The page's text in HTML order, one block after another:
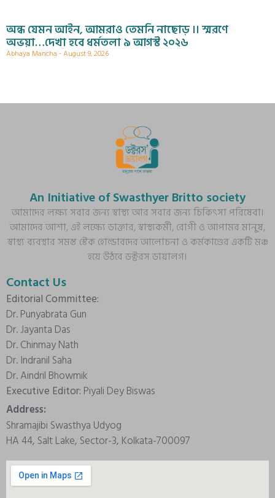
অন্ধ যেমন আইন, আমরাও তেমনি নাছোড় ।। স্মরণে
অভয়া…দেখা হবে ধর্মতলা ৯ আগস্ট ২০২৬
Abhaya Mancha August 9, 2026
An Initiative of Swasthyer Britto society
আমাদের লক্ষ্য সবার জন্য স্বাস্থ্য আর সবার জন্য চিকিৎসা পরিষেবা।
আমাদের আশা, এই লক্ষ্যে ডাক্তার, স্বাস্থ্যকর্মী, রোগী ও আপামর মানুষ,
স্বাস্থ্য ব্যবস্থার সমস্ত স্টেক হোল্ডারদের আলোচনা ও কর্মকাণ্ডের একটি মঞ্চ
হয়ে উঠবে ডক্টরস ডায়ালগ।
Contact Us
Editorial Committee:
Dr. Punyabrata Gun
Dr. Jayanta Das
Dr. Chinmay Nath
Dr. Indranil Saha
Dr. Aindril Bhowmik
Executive Editor: Piyali Dey Biswas
Address:
Shramajibi Swasthya Udyog
HA 44, Salt Lake, Sector-3, Kolkata-700097